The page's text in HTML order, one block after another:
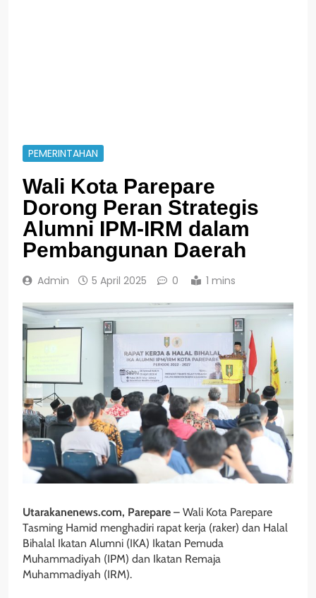
PEMERINTAHAN
Wali Kota Parepare
Dorong Peran Strategis
Alumni IPM-IRM dalam
Pembangunan Daerah
Admin 5 April 2025 0 1 mins
Utarakanenews.com, Parepare – Wali Kota Parepare
Tasming Hamid menghadiri rapat kerja (raker) dan Halal
Bihalal Ikatan Alumni (IKA) Ikatan Pemuda
Muhammadiyah (IPM) dan Ikatan Remaja
Muhammadiyah (IRM).